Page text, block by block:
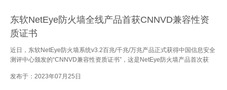
东软NetEye防火墙全线产品首获CNNVD兼容性资
质证书
近日，东软NetEye防火墙系统v3.2百兆/千兆/万兆产品正式获得中国信息安全
测评中心颁发的“CNNVD兼容性资质证书”，这是NetEye防火墙产品首次获
发布于：2023年07月25日